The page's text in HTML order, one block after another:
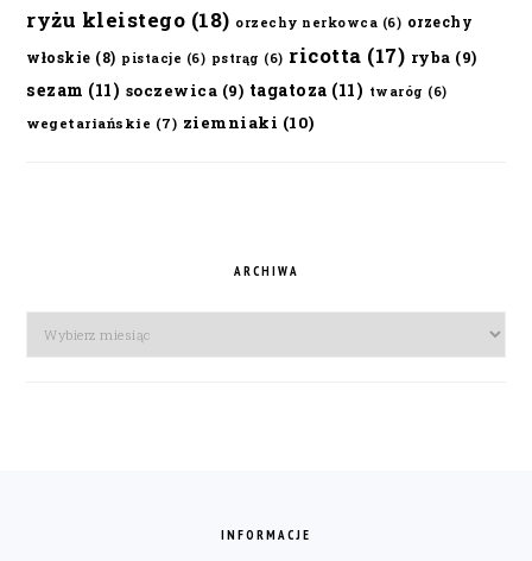
ryżu kleistego (18) orzechy nerkowca (6) orzechy
włoskie (8) pistacje (6) pstrąg (6) ricotta (17) ryba (9)
sezam (11) soczewica (9) tagatoza (11) twaróg (6)
wegetariańskie (7) ziemniaki (10)
ARCHIWA
Archiwa
INFORMACJE